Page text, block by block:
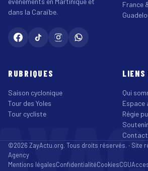
dans la Caraïbe.
France
RUBRIQUES
Saison cyclonique
Tour des Yoles
Tour cycliste
Qui
Espace
Régie
Contact
©2026 ZayActu.org. Tous droits réservés. · Site
Agency
Mentions légalesConfidentialitéCookiesCGU